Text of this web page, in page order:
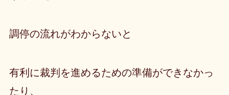
調停の流れがわからないと
有利に裁判を進めるための準備ができなかっ
たり、